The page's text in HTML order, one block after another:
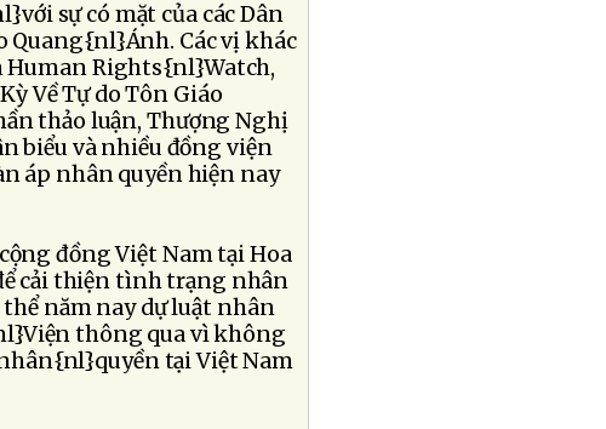
sự có mặt của các Dân
Quang{nl}Ánh. Các vị khác
Human Rights{nl}Watch,
Về Tự do Tôn Giáo
thảo luận, Thượng Nghị
biểu và nhiều đồng viện
áp nhân quyền hiện nay
đồng Việt Nam tại Hoa
cải thiện tình trạng nhân
năm nay dự luật nhân
thông qua vì không
tại Việt Nam